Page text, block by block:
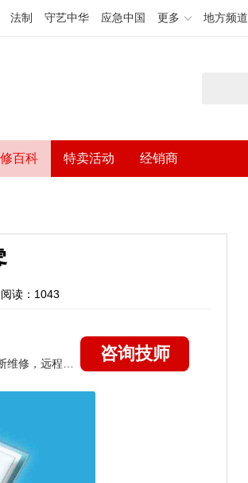
法制 守艺中华 应急中国 更多 地方频道
百科 特卖活动 经销商
阅读：1043
咨询技师